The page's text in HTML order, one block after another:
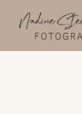
springen